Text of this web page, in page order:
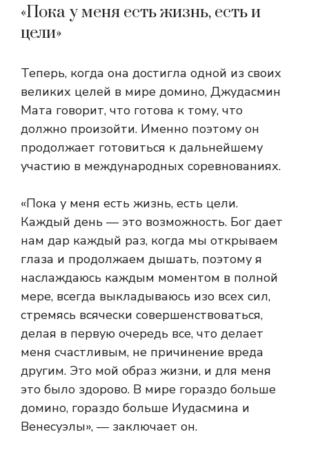
«Пока у меня есть жизнь, есть и
цели»
Теперь, когда она достигла одной из своих
великих целей в мире домино, Джудасмин
Мата говорит, что готова к тому, что
должно произойти. Именно поэтому он
продолжает готовиться к дальнейшему
участию в международных соревнованиях.
«Пока у меня есть жизнь, есть цели.
Каждый день — это возможность. Бог дает
нам дар каждый раз, когда мы открываем
глаза и продолжаем дышать, поэтому я
наслаждаюсь каждым моментом в полной
мере, всегда выкладываюсь изо всех сил,
стремясь всячески совершенствоваться,
делая в первую очередь все, что делает
меня счастливым, не причинение вреда
другим. Это мой образ жизни, и для меня
это было здорово. В мире гораздо больше
домино, гораздо больше Иудасмина и
Венесуэлы», — заключает он.